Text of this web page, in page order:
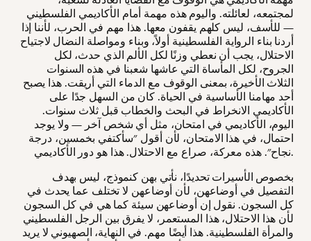
لمجتمعه، لعائلته. واليوم هذه مهمة أمام الأكاديمي الفلسطيني
— للأسف، ليس كلهم يقفون معها. هذا مهم في الحرب، لأننا إذا
أردنا بناء الرواية الفلسطينية أولاً، وبناء ومواصلة النضال لاجتياح
الاحتلال، يجب أن نعطي وزنًا لكل الألم الذي حدث، لكل
الجروح، لكل المأساة التي عاشها شعبنا في هذه السنوات
الثلاث الأخيرة، بمعنى الوقوف مع الدماء التي أريقت. هذا يصبح
أحد مهامنا الأساسية في الحياة. كان من السهل جدًا على
الأكاديمي الانخراط في البحث والخطاب قبل ثلاث سنوات.
اليوم، الأكاديمي في امتحان، مثل أي شخص آخر — ولا يوجد
احتمال، في هذا الامتحان، لأن أقول "سأكتفي بخمسين، درجة
نجاح". هذه معركة، صراع مع الاحتلال. هذا هو دور الأكاديمي.
بخصوص الأسيرات تحديدًا، نأتي بهن كنموذج، ليس بهدف
التفصيل في أوضاعهن، لأن أوضاعهن لا تختلف عما يحدث في
كل السجون. نقول إن أوضاعهن سيئة كما هي في كل السجون
لأن هذا الاحتلال، هذا المستعمر، لا يفرق بين الرجل الفلسطيني
والمرأة الفلسطينية. هذا أيضًا مهم. في النهاية، الصهيوني لا يريد